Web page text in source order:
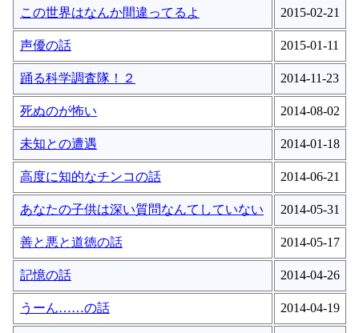
この世界はなんか間違ってるよ 2015-02-21
声優の話 2015-01-11
踊る科学調査隊！２ 2014-11-23
死ぬのが怖い 2014-08-02
未知との遭遇 2014-01-18
高度に知的なチンコの話 2014-06-21
あなたの子供は深い質問なんてしていない 2014-05-31
善と悪と道徳の話 2014-05-17
記憶の話 2014-04-26
うーん……の話 2014-04-19